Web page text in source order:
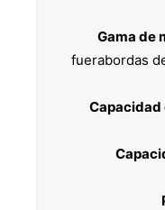
Gama de
fuerabordas